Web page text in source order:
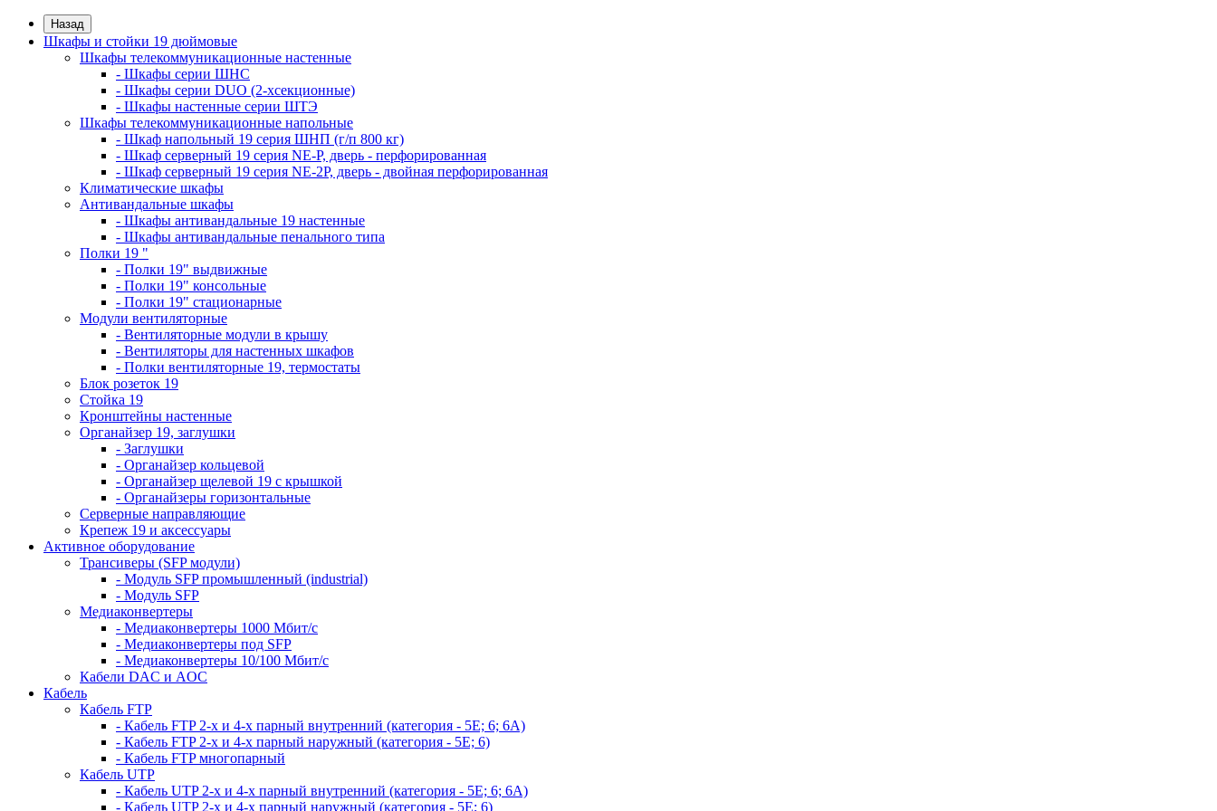
Назад
Шкафы и стойки 19 дюймовые
Шкафы телекоммуникационные настенные
- Шкафы серии ШНС
- Шкафы серии DUO (2-хсекционные)
- Шкафы настенные серии ШТЭ
Шкафы телекоммуникационные напольные
- Шкаф напольный 19 серия ШНП (г/п 800 кг)
- Шкаф серверный 19 серия NE-P, дверь - перфорированная
- Шкаф серверный 19 серия NE-2P, дверь - двойная перфорированная
Климатические шкафы
Антивандальные шкафы
- Шкафы антивандальные 19 настенные
- Шкафы антивандальные пенального типа
Полки 19 "
- Полки 19" выдвижные
- Полки 19" консольные
- Полки 19" стационарные
Модули вентиляторные
- Вентиляторные модули в крышу
- Вентиляторы для настенных шкафов
- Полки вентиляторные 19, термостаты
Блок розеток 19
Стойка 19
Кронштейны настенные
Органайзер 19, заглушки
- Заглушки
- Органайзер кольцевой
- Органайзер щелевой 19 с крышкой
- Органайзеры горизонтальные
Серверные направляющие
Крепеж 19 и аксессуары
Активное оборудование
Трансиверы (SFP модули)
- Модуль SFP промышленный (industrial)
- Модуль SFP
Медиаконвертеры
- Медиаконвертеры 1000 Мбит/с
- Медиаконвертеры под SFP
- Медиаконвертеры 10/100 Мбит/с
Кабели DAC и AOC
Кабель
Кабель FTP
- Кабель FTP 2-х и 4-х парный внутренний (категория - 5Е; 6; 6А)
- Кабель FTP 2-х и 4-х парный наружный (категория - 5Е; 6)
- Кабель FTP многопарный
Кабель UTP
- Кабель UTP 2-х и 4-х парный внутренний (категория - 5Е; 6; 6А)
- Кабель UTP 2-х и 4-х парный наружный (категория - 5Е; 6)